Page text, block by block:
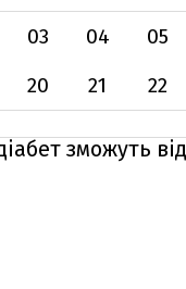
03 04 05
20 21 22
зможуть